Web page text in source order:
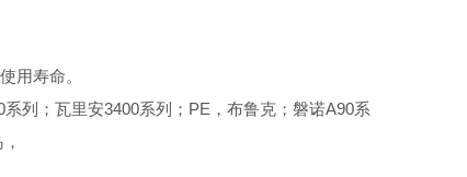
用寿命。
列；瓦里安3400系列；PE，布鲁克；磐诺A90系